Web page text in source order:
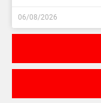
06/08/2026